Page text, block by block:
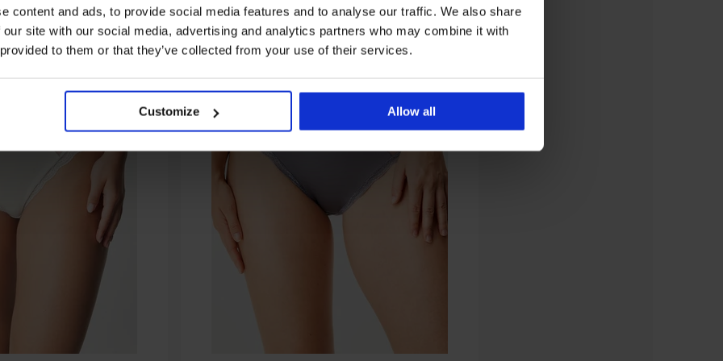
content and ads, to provide social media features and to analyse our traffic. We also share
site with our social media, advertising and analytics partners who may combine it with
to them or that they’ve collected from your use of their services.
Customize Allow all